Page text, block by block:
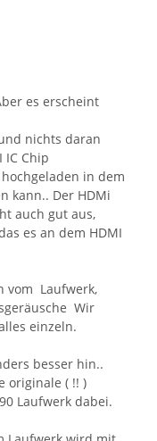
es erscheint
nichts daran
IC Chip
in dem
kann.. Der HDMi
auch gut aus,
es an dem HDMI
vom Laufwerk,
Wir
einzeln.
besser hin..
originale ( !! )
Laufwerk dabei.